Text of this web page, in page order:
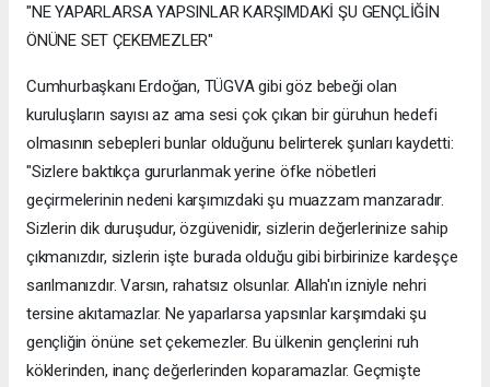
"NE YAPARLARSA YAPSINLAR KARŞIMDAKİ ŞU GENÇLİĞİN
ÖNÜNE SET ÇEKEMEZLER"
Cumhurbaşkanı Erdoğan, TÜGVA gibi göz bebeği olan
kuruluşların sayısı az ama sesi çok çıkan bir güruhun hedefi
olmasının sebepleri bunlar olduğunu belirterek şunları kaydetti:
"Sizlere baktıkça gururlanmak yerine öfke nöbetleri
geçirmelerinin nedeni karşımızdaki şu muazzam manzaradır.
Sizlerin dik duruşudur, özgüvenidir, sizlerin değerlerinize sahip
çıkmanızdır, sizlerin işte burada olduğu gibi birbirinize kardeşçe
sarılmanızdır. Varsın, rahatsız olsunlar. Allah'ın izniyle nehri
tersine akıtamazlar. Ne yaparlarsa yapsınlar karşımdaki şu
gençliğin önüne set çekemezler. Bu ülkenin gençlerini ruh
köklerinden, inanç değerlerinden koparamazlar. Geçmişte